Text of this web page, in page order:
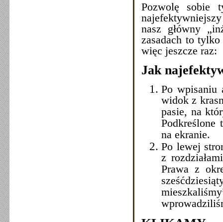
Pozwolę sobie
nasz główny
zasadach to
więc jeszcze raz:
Jak
Po wpisaniu
widok z
pasie, na
Podkreślone
na ekranie.
Po lewej
z
Prawa z